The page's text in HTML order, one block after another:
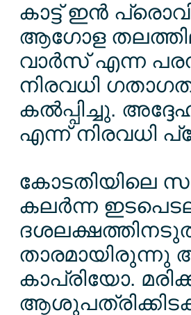
കാട്ട് ഇന്‍
ആഗോള
വാര്‍സ് എന്ന
നിരവധി
കല്‍പ്പിച്ചു.
എന്ന് നിരവധി
കലര്‍ന്ന
താരമായിരുന്നു
കാപ്രിയോ.